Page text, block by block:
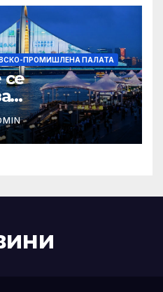
ПРОМИШЛЕНА ПАЛАТА
растеж на
сектор